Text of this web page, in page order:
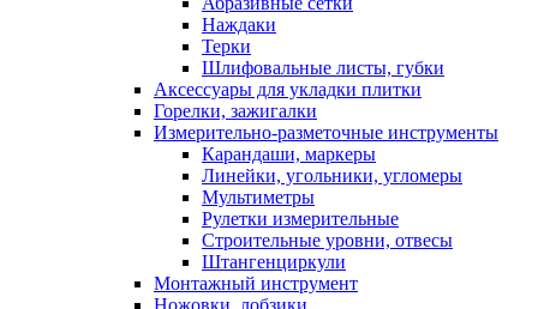
Наждаки
Терки
Шлифовальные листы, губки
Аксессуары для укладки плитки
Горелки, зажигалки
Измерительно-разметочные инструменты
Карандаши, маркеры
Линейки, угольники, угломеры
Мультиметры
Рулетки измерительные
Строительные уровни, отвесы
Штангенциркули
Монтажный инструмент
Ножовки, лобзики